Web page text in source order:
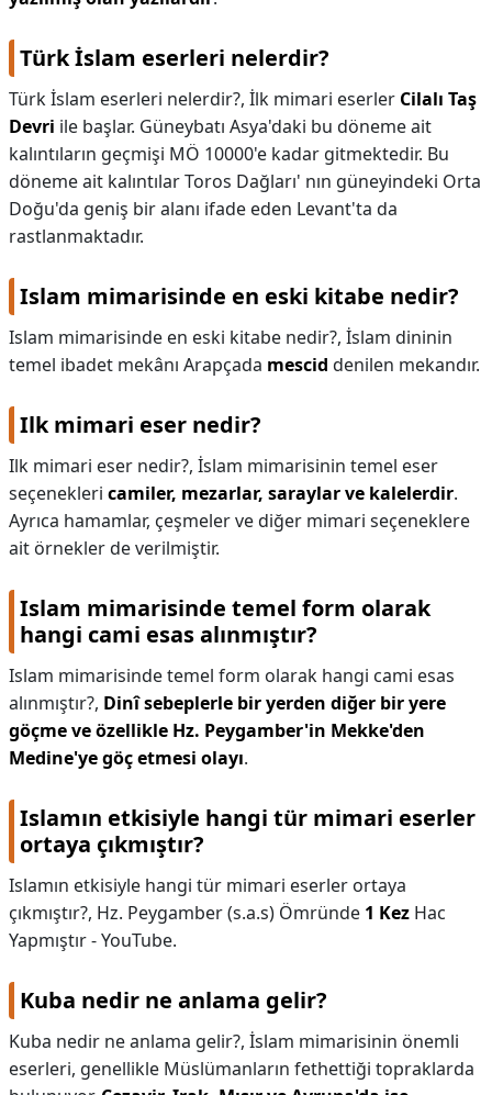
Türk İslam eserleri nelerdir?
Türk İslam eserleri nelerdir?, İlk mimari eserler Cilalı Taş
Devri ile başlar. Güneybatı Asya'daki bu döneme ait
kalıntıların geçmişi MÖ 10000'e kadar gitmektedir. Bu
döneme ait kalıntılar Toros Dağları' nın güneyindeki Orta
Doğu'da geniş bir alanı ifade eden Levant'ta da
rastlanmaktadır.
Islam mimarisinde en eski kitabe nedir?
Islam mimarisinde en eski kitabe nedir?, İslam dininin
temel ibadet mekânı Arapçada mescid denilen mekandır.
Ilk mimari eser nedir?
Ilk mimari eser nedir?, İslam mimarisinin temel eser
seçenekleri camiler, mezarlar, saraylar ve kalelerdir.
Ayrıca hamamlar, çeşmeler ve diğer mimari seçeneklere
ait örnekler de verilmiştir.
Islam mimarisinde temel form olarak
hangi cami esas alınmıştır?
Islam mimarisinde temel form olarak hangi cami esas
alınmıştır?, Dinî sebeplerle bir yerden diğer bir yere
göçme ve özellikle Hz. Peygamber'in Mekke'den
Medine'ye göç etmesi olayı.
Islamın etkisiyle hangi tür mimari eserler
ortaya çıkmıştır?
Islamın etkisiyle hangi tür mimari eserler ortaya
çıkmıştır?, Hz. Peygamber (s.a.s) Ömründe 1 Kez Hac
Yapmıştır - YouTube.
Kuba nedir ne anlama gelir?
Kuba nedir ne anlama gelir?, İslam mimarisinin önemli
eserleri, genellikle Müslümanların fethettiği topraklarda